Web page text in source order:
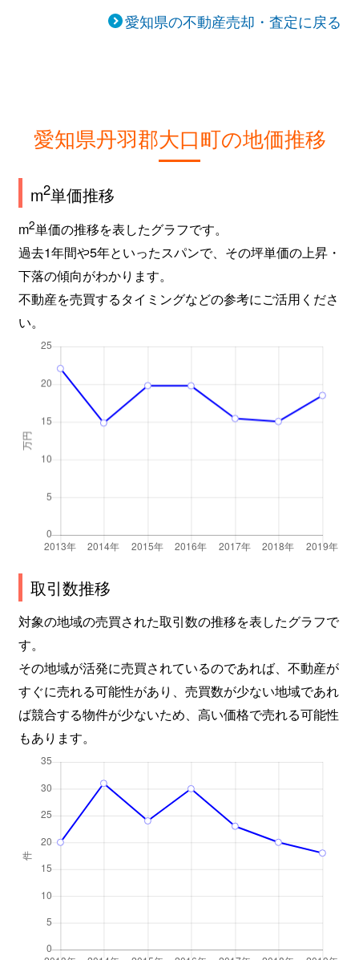
愛知県の不動産売却・査定に戻る
愛知県丹羽郡大口町の地価推移
m2単価推移
m2単価の推移を表したグラフです。
過去1年間や5年といったスパンで、その坪単価の上昇・
下落の傾向がわかります。
不動産を売買するタイミングなどの参考にご活用くださ
い。
取引数推移
対象の地域の売買された取引数の推移を表したグラフで
す。
その地域が活発に売買されているのであれば、不動産が
すぐに売れる可能性があり、売買数が少ない地域であれ
ば競合する物件が少ないため、高い価格で売れる可能性
もあります。